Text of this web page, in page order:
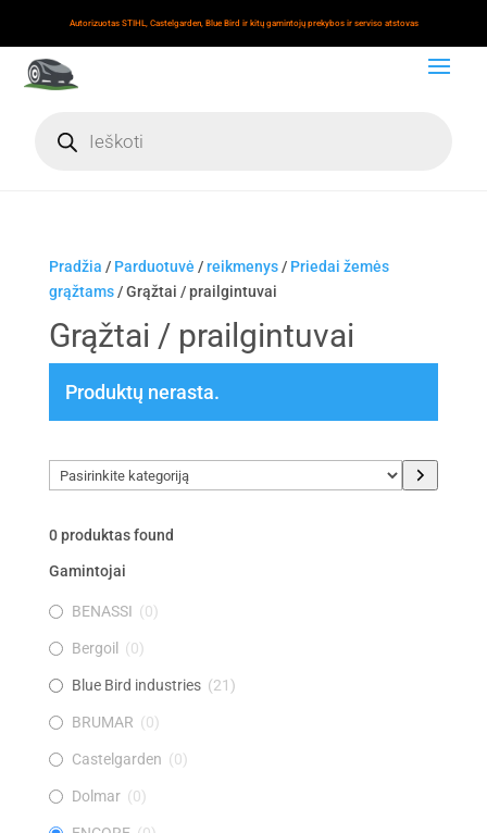
Autorizuotas STIHL, Castelgarden, Blue Bird ir kitų gamintojų prekybos ir serviso atstovas
search
Pradžia / Parduotuvė /reikmenys/ Priedai žemės
grąžtams/ Grąžtai / prailgintuvai
Grąžtai / prailgintuvai
Produktų nerasta.
Pasirinkite
kategoriją
0produktas found
Gamintojai
BENASSI (0)
Bergoil (0)
Blue Bird industries (21)
BRUMAR (0)
Castelgarden (0)
Dolmar (0)